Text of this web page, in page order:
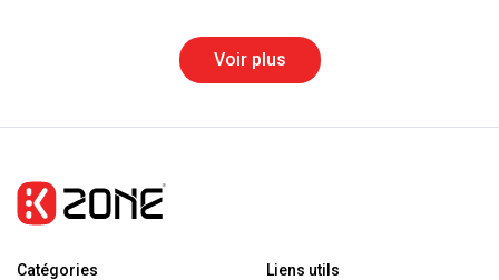
Gommage
Anti-
fatigue
Voir plus
Catégories Liens utils